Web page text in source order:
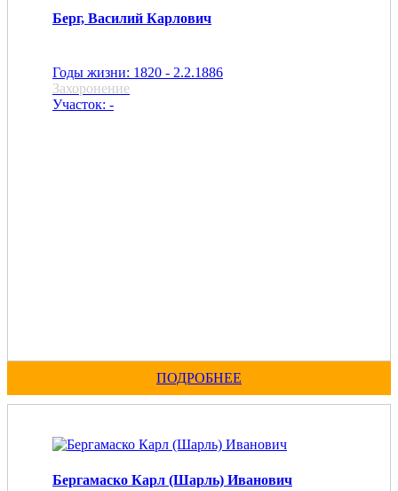
Берг, Василий Карлович
Годы жизни: 1820 - 2.2.1886
Захоронение
Участок: -
ПОДРОБНЕЕ
Бергамаско Карл (Шарль) Иванович